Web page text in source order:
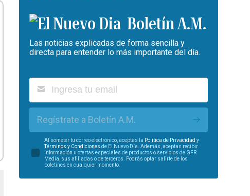
Boletín A.M.
Las noticias explicadas de forma sencilla y
directa para entender lo más importante del día.
Regístrate a Boletín A.M.
Al someter tu correo electrónico, aceptas la Política de Privacidad y
Términos y Condiciones de El Nuevo Día. Además, aceptas recibir
información u ofertas especiales de productos o servicios de GFR
Media, sus afiliadas o de terceros. Podrás optar salirte de los
boletines en cualquier momento.